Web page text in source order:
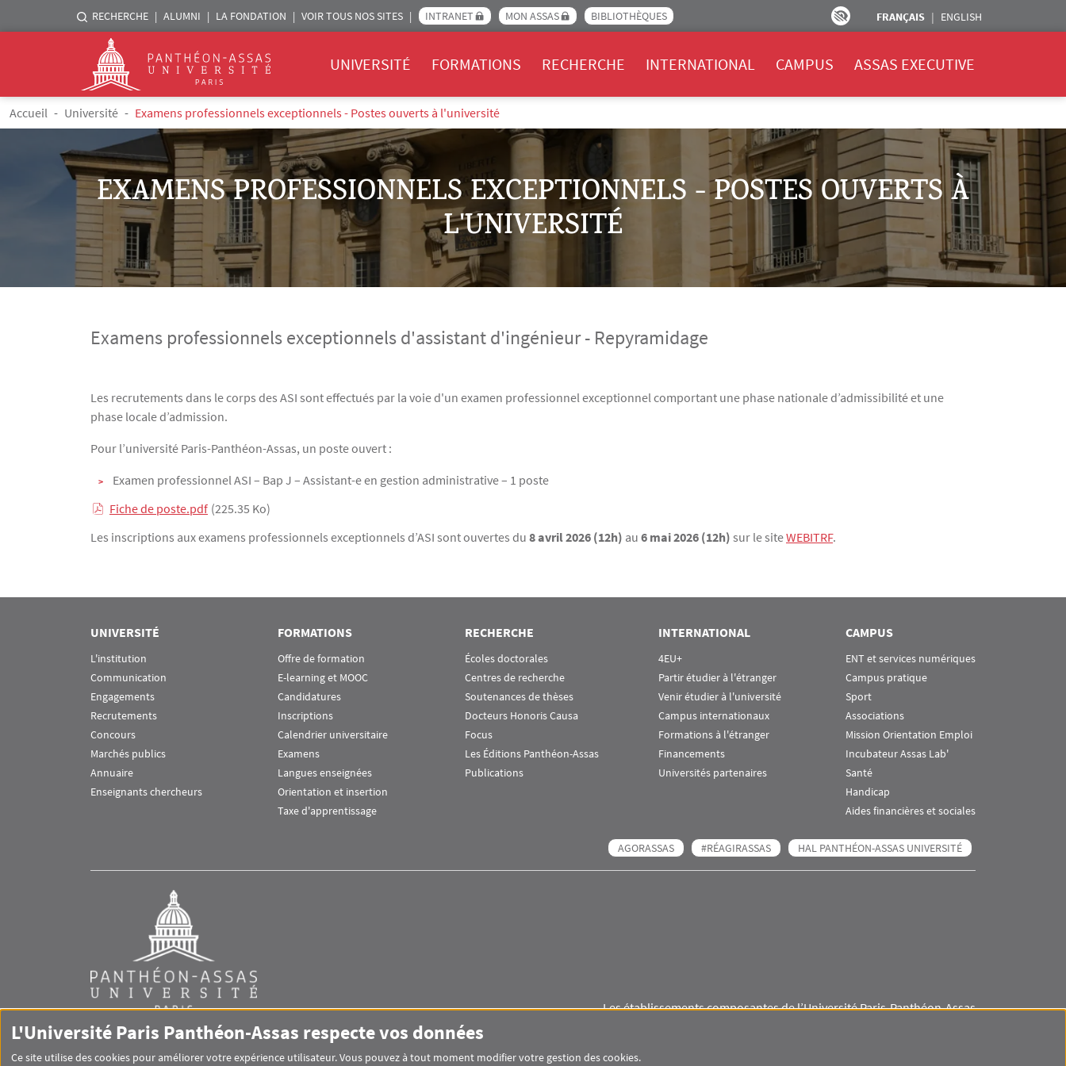
Aller au contenu principal
Menu liste sites Assas
RECHERCHE ALUMNI LA FONDATION VOIR TOUS NOS SITES INTRANET MON ASSAS BIBLIOTHÈQUES FRANÇAIS ENGLISH
Logo
UNIVERSITÉ FORMATIONS RECHERCHE INTERNATIONAL CAMPUS ASSAS EXECUTIVE
Fil d'Ariane
Accueil Université Examens professionnels exceptionnels - Postes ouverts à l'université
EXAMENS PROFESSIONNELS EXCEPTIONNELS - POSTES OUVERTS À
L'UNIVERSITÉ
Examens professionnels exceptionnels d'assistant d'ingénieur - Repyramidage
Texte
Les recrutements dans le corps des ASI sont effectués par la voie d'un examen professionnel exceptionnel comportant une phase nationale d’admissibilité et une
phase locale d’admission.
Pour l’université Paris-Panthéon-Assas, un poste ouvert :
Examen professionnel ASI – Bap J – Assistant-e en gestion administrative – 1 poste
Fiche de poste.pdf (225.35 Ko)
Les inscriptions aux examens professionnels exceptionnels d’ASI sont ouvertes du 8 avril 2026 (12h) au 6 mai 2026 (12h) sur le siteWEBITRF.
UNIVERSITÉ
L'institution
Communication
Engagements
Recrutements
Concours
Marchés publics
Annuaire
Enseignants chercheurs
FORMATIONS
Offre de formation
E-learning et MOOC
Candidatures
Inscriptions
Calendrier universitaire
Examens
Langues enseignées
Orientation et insertion
Taxe d'apprentissage
RECHERCHE
Écoles doctorales
Centres de recherche
Soutenances de thèses
Docteurs Honoris Causa
Focus
Les Éditions Panthéon-Assas
Publications
INTERNATIONAL
4EU+
Partir étudier à l'étranger
Venir étudier à l'université
Campus internationaux
Formations à l'étranger
Financements
Universités partenaires
CAMPUS
ENT et services numériques
Campus pratique
Sport
Associations
Mission Orientation Emploi
Incubateur Assas Lab'
Santé
Handicap
Aides financières et sociales
AGORASSAS #RÉAGIRASSAS HAL PANTHÉON-ASSAS UNIVERSITÉ
Les établissements composantes de l’Université Paris-Panthéon-Assas
L'Université Paris Panthéon-Assas respecte vos données
Ce site utilise des cookies pour améliorer votre expérience utilisateur. Vous pouvez à tout moment modifier votre gestion des cookies.